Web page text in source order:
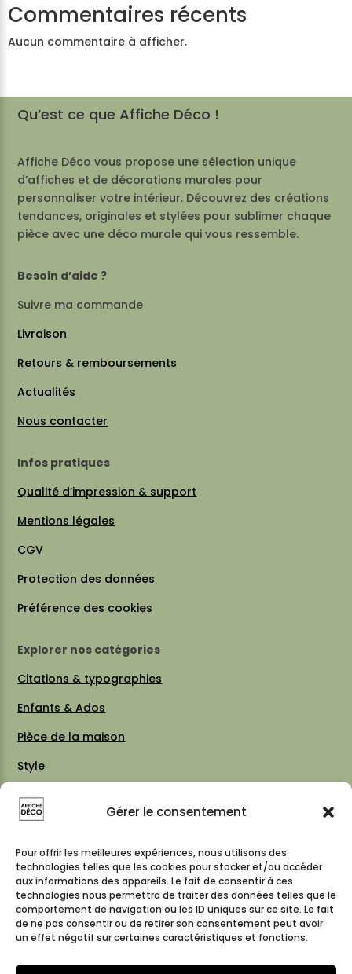
Gérer le consentement
Pour offrir les meilleures expériences, nous utilisons des
technologies telles que les cookies pour stocker et/ou accéder
aux informations des appareils. Le fait de consentir à ces
technologies nous permettra de traiter des données telles que le
comportement de navigation ou les ID uniques sur ce site. Le fait
de ne pas consentir ou de retirer son consentement peut avoir
un effet négatif sur certaines caractéristiques et fonctions.
Commentaires récents
Aucun commentaire à afficher.
Qu’est ce que Affiche Déco !
Affiche Déco vous propose une sélection unique
d’affiches et de décorations murales pour
personnaliser votre intérieur. Découvrez des créations
tendances, originales et stylées pour sublimer chaque
pièce avec une déco murale qui vous ressemble.
Besoin d’aide ?
Suivre ma commande
Livraison
Retours & remboursements
Actualités
Nous contacter
Infos pratiques
Qualité d’impression & support
Mentions légales
CGV
Protection des données
Préférence des cookies
Explorer nos catégories
Citations & typographies
Enfants & Ados
Pièce de la maison
Style
Thèmes
Vintage 70 / 80
Cartes & plans de villes
Suivez-nous